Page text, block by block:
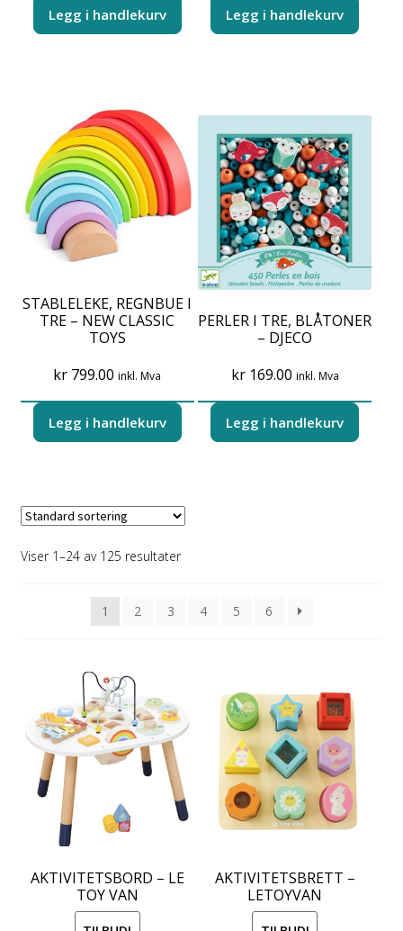
kr 699.00. kr 629.10.
Legg i handlekurv
kr 1,099.00.
Legg i handlekurv
STABLELEKE, REGNBUE I
TRE – NEW CLASSIC
TOYS
kr 799.00 inkl. Mva
Legg i handlekurv
PERLER I TRE, BLÅTONER
– DJECO
kr169.00 inkl. Mva
Legg i handlekurv
Viser 1–24 av 125 resultater
1 2 3 4 5 6
AKTIVITETSBORD – LE
TOY VAN
AKTIVITETSBRETT –
LETOYVAN